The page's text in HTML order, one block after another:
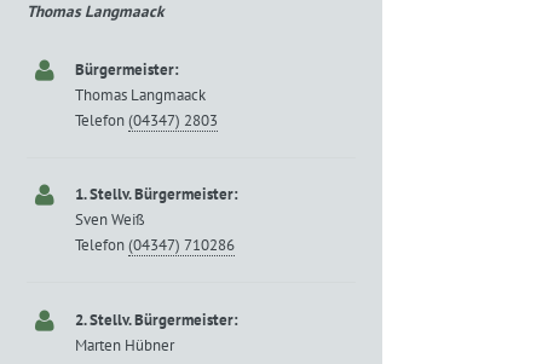
Thomas Langmaack
Bürgermeister:
Thomas Langmaack
Telefon(04347) 2803
1. Stellv. Bürgermeister:
Sven Weiß
Telefon(04347) 710286
2. Stellv. Bürgermeister:
Marten Hübner